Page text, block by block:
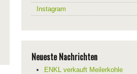
Instagram
Neueste Nachrichten
ENKL verkauft Meilerkohle